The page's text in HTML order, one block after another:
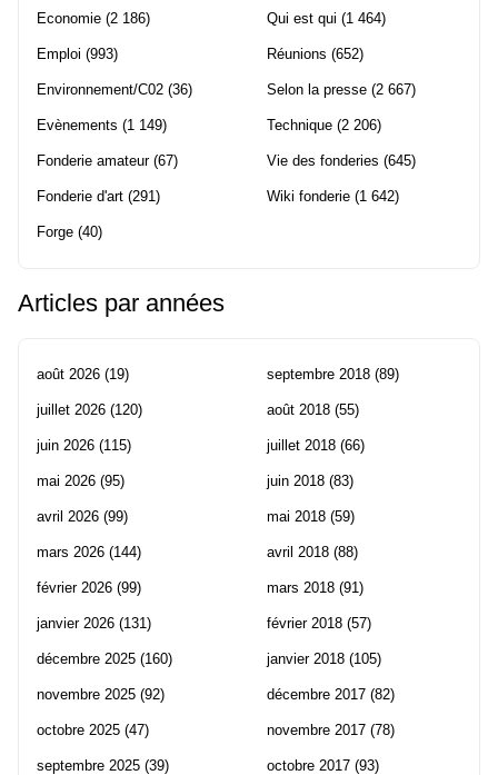
Economie (2 186)
Emploi (993)
Environnement/C02 (36)
Evènements (1 149)
Fonderie amateur(67)
Fonderie d'art (291)
Forge (40)
Qui est qui (1 464)
Réunions (652)
Selon la presse (2 667)
Technique (2 206)
Vie des fonderies (645)
Wiki fonderie (1 642)
Articles par années
août 2026 (19)
juillet 2026 (120)
juin 2026 (115)
mai 2026 (95)
avril 2026 (99)
mars 2026 (144)
février 2026 (99)
janvier 2026 (131)
décembre 2025 (160)
novembre 2025 (92)
octobre 2025 (47)
septembre 2025 (39)
septembre 2018 (89)
août 2018 (55)
juillet 2018 (66)
juin 2018 (83)
mai 2018 (59)
avril 2018 (88)
mars 2018 (91)
février 2018 (57)
janvier 2018 (105)
décembre 2017 (82)
novembre 2017 (78)
octobre 2017 (93)